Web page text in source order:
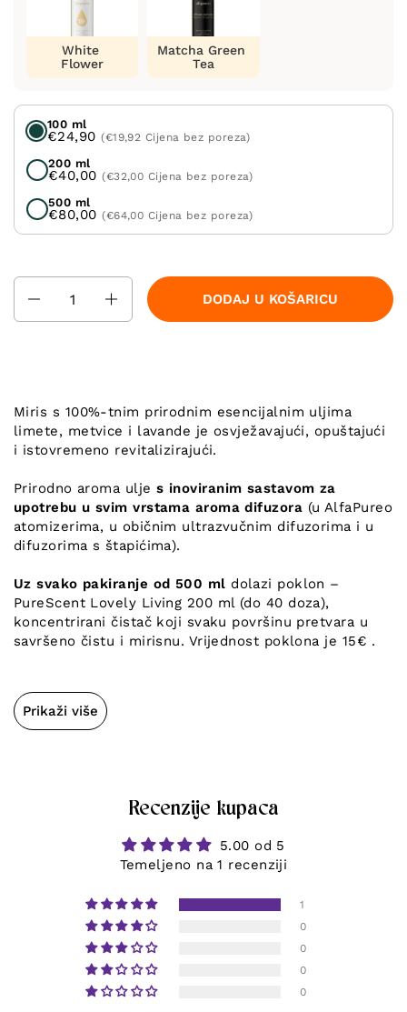
White
Flower
Matcha Green
Tea
100 ml
€24,90(€19,92 Cijena bez poreza)
200 ml
€40,00(€32,00 Cijena bez poreza)
500 ml
€80,00(€64,00 Cijena bez poreza)
DODAJ U KOŠARICU
Miris s 100%-tnim prirodnim esencijalnim uljima
limete, metvice i lavande je osvježavajući, opuštajući
i istovremeno revitalizirajući.
Prirodno aroma ulje s inoviranim sastavom za
upotrebu u svim vrstama aroma difuzora (u AlfaPureo
atomizerima, u običnim ultrazvučnim difuzorima i u
difuzorima s štapićima).
Uz svako pakiranje od 500 ml dolazi poklon –
PureScent Lovely Living 200 ml (do 40 doza),
koncentrirani čistač koji svaku površinu pretvara u
savršeno čistu i mirisnu. Vrijednost poklona je 15€ .
Prikaži više
Recenzije kupaca
5.00 od 5
Temeljeno na 1 recenziji
1
0
0
0
0